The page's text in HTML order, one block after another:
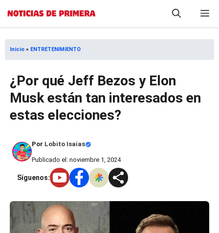
Saltar
contenido
Inicio » ENTRETENIMIENTO
¿Por qué Jeff Bezos y Elon
Musk están tan interesados en
estas elecciones?
Por Lobito Isaias
Publicado el: noviembre 1, 2024
Síguenos: